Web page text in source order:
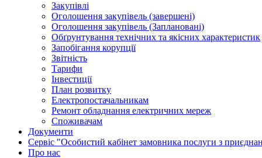
Закупівлі
Оголошення закупівель (завершені)
Оголошення закупівель (Заплановані)
Обґрунтування технічних та якісних характеристик
Запобігання корупції
Звітність
Тарифи
Інвестиції
План розвитку
Електропостачальникам
Ремонт обладнання електричних мереж
Споживачам
Документи
Сервіс "Особистий кабінет замовника послуги з
Про нас